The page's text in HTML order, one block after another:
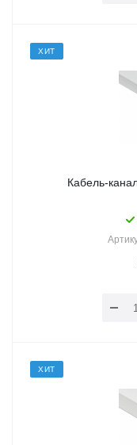
ХИТ
Кабель-
ХИТ